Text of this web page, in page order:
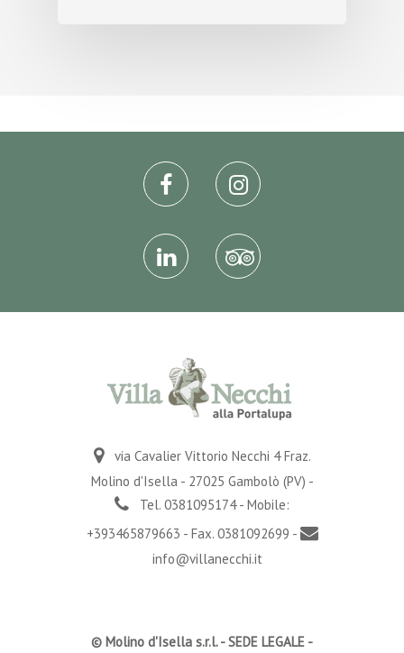
via Cavalier Vittorio Necchi 4 Fraz.
Molino d'Isella - 27025 Gambolò (PV) -
Tel. 0381095174 - Mobile:
+393465879663 - Fax. 0381092699 -
info@villanecchi.it
© Molino d'Isella s.r.l. -SEDE LEGALE -